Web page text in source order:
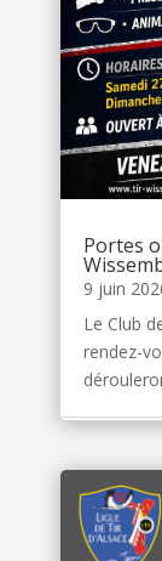
Portes
9 juin
Le Club
rendez-